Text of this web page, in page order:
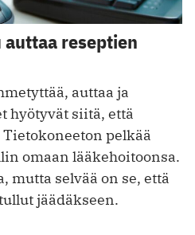
reseptien
auttaa ja
hyötyvät siitä, että
pelkää
omaan lääkehoitoonsa.
mutta selvää on se, että
jäädäkseen.